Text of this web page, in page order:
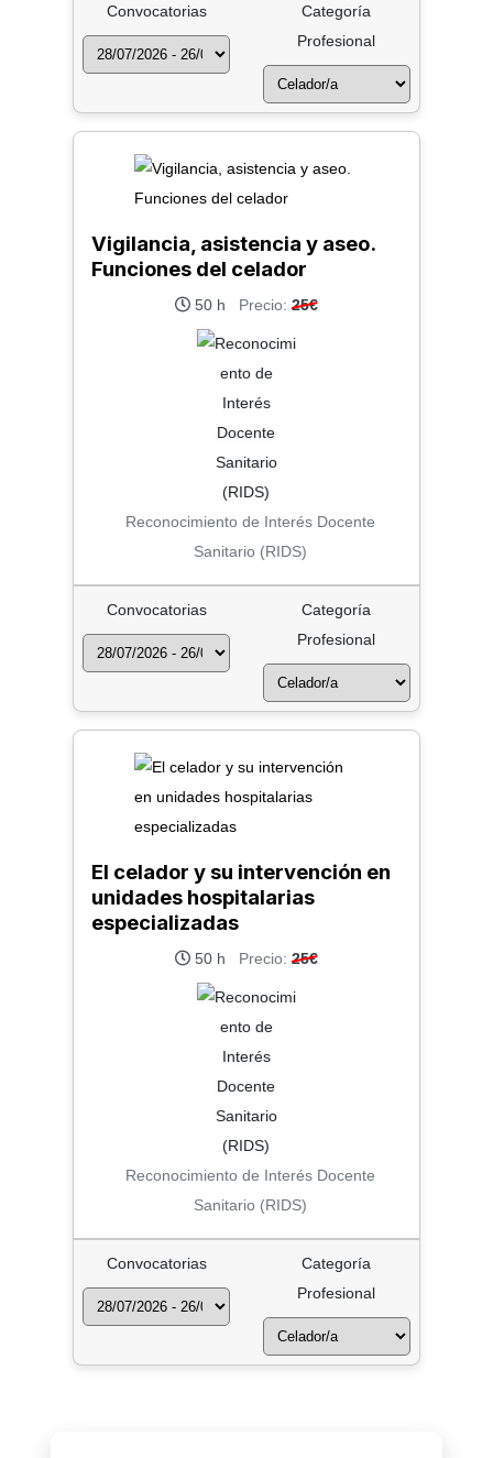
Convocatorias
Categoría
Profesional
Vigilancia, asistencia y aseo.
Funciones del celador
50 h Precio: 25€
Reconocimiento de Interés Docente
Sanitario (RIDS)
Convocatorias
Categoría
Profesional
El celador y su intervención en
unidades hospitalarias
especializadas
50 h Precio: 25€
Reconocimiento de Interés Docente
Sanitario (RIDS)
Convocatorias
Categoría
Profesional